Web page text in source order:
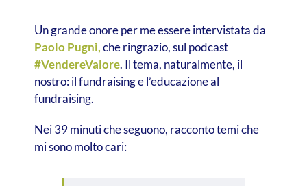
Un grande onore per me essere intervistata da
Paolo Pugni,che ringrazio, sul podcast
#VendereValore. Il tema, naturalmente, il
nostro: il fundraising e l’educazione al
fundraising.
Nei 39 minuti che seguono, racconto temiche
mi sono molto cari: